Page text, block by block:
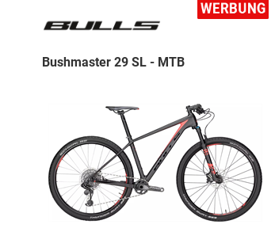
Bushmaster 29 SL - MTB